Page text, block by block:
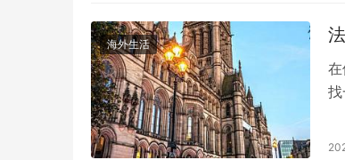
海外生活